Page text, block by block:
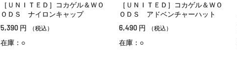
［ＵＮＩＴＥＤ］コカゲル＆ＷＯ
ＯＤＳ ナイロンキャップ
5,390 円 （税込）
在庫：○
［ＵＮＩＴＥＤ］コカゲル＆ＷＯ
ＯＤＳ アドベンチャーハット
6,490 円 （税込）
在庫：○